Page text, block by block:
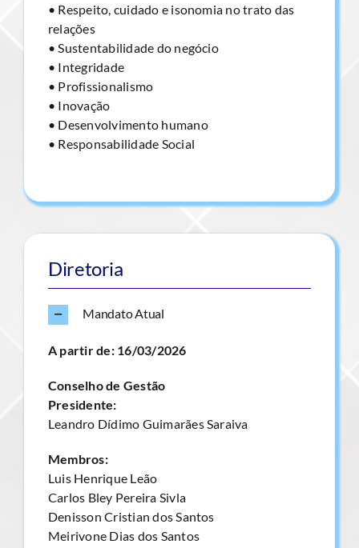
• Respeito, cuidado e isonomia no trato das
relações
• Sustentabilidade do negócio
• Integridade
• Profissionalismo
• Inovação
• Desenvolvimento humano
• Responsabilidade Social
Diretoria
Mandato Atual
A partir de: 16/03/2026
Conselho de Gestão
Presidente:
Leandro Dídimo Guimarães Saraiva
Membros:
Luis Henrique Leão
Carlos Bley Pereira Sivla
Denisson Cristian dos Santos
Meirivone Dias dos Santos